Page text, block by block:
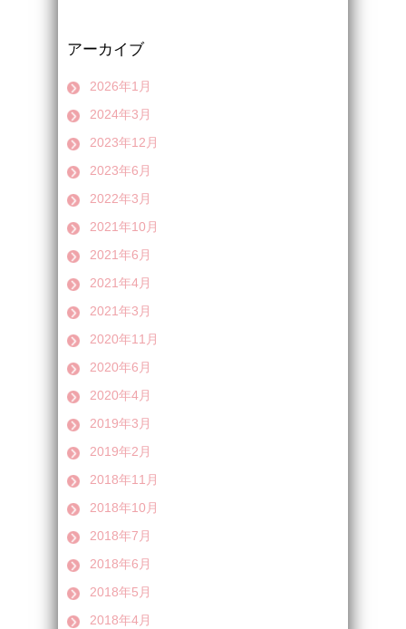
アーカイブ
2026年1月
2024年3月
2023年12月
2023年6月
2022年3月
2021年10月
2021年6月
2021年4月
2021年3月
2020年11月
2020年6月
2020年4月
2019年3月
2019年2月
2018年11月
2018年10月
2018年7月
2018年6月
2018年5月
2018年4月